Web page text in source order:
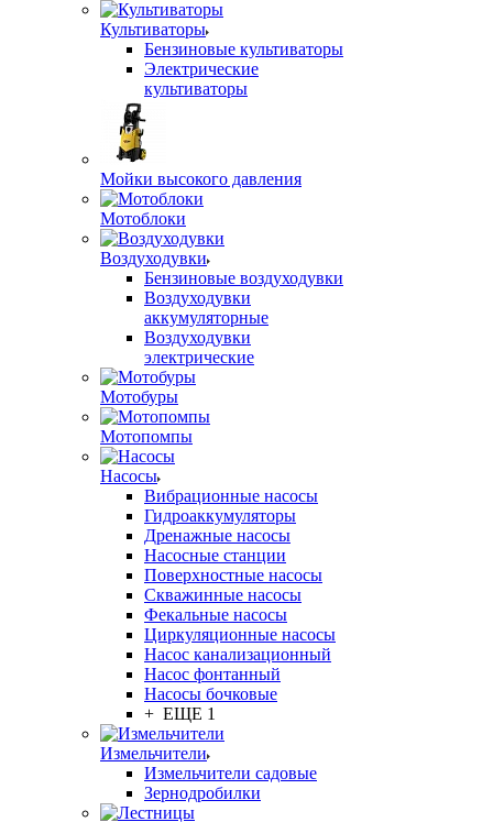
Культиваторы
Бензиновые культиваторы
Электрические
культиваторы
Мойки высокого давления
Мотоблоки
Воздуходувки
Бензиновые воздуходувки
Воздуходувки
аккумуляторные
Воздуходувки
электрические
Мотобуры
Мотопомпы
Насосы
Вибрационные насосы
Гидроаккумуляторы
Дренажные насосы
Насосные станции
Поверхностные насосы
Скважинные насосы
Фекальные насосы
Циркуляционные насосы
Насос канализационный
Насос фонтанный
Насосы бочковые
+ ЕЩЕ 1
Измельчители
Измельчители садовые
Зернодробилки